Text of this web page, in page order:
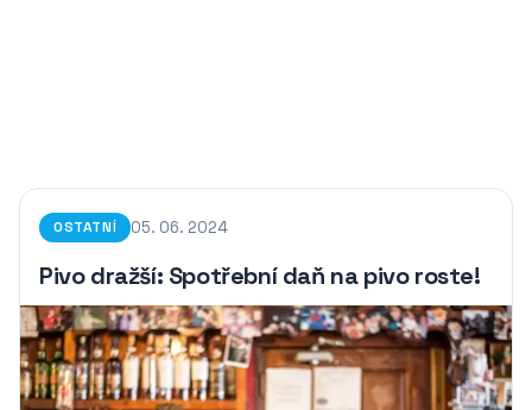
OSTATNÍ 05. 06. 2024
Pivo dražší: Spotřební daň na pivo roste!